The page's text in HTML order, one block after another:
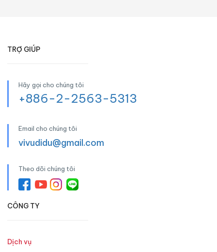
TRỢ GIÚP
Hãy gọi cho chúng tôi
+886-2-2563-5313
Email cho chúng tôi
vivudidu@gmail.com
Theo dõi chúng tôi
CÔNG TY
Dịch vụ